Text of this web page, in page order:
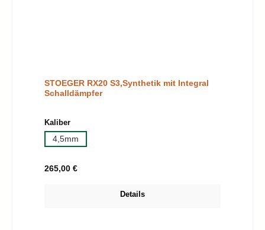
STOEGER RX20 S3,Synthetik mit Integral
Schalldämpfer
Kaliberauswählen
4,5mm
Regulärer Preis:
265,00 €
Details